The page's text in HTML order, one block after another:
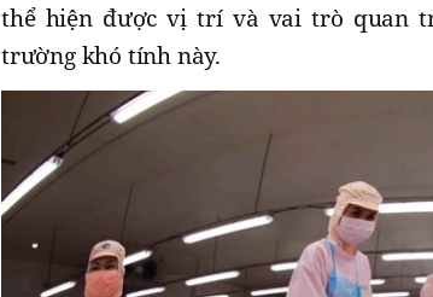
thể hiện được vị trí và vai trò quan
trường khó tính này.